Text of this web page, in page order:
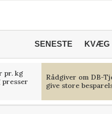
SENESTE KVÆG
pr. kg
presser
Rådgiver om DB-
give store